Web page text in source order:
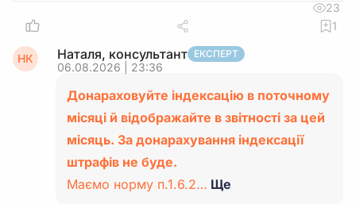
23
1
НК Наталя, консультант ЕКСПЕРТ
06.08.2026 | 23:36
Донараховуйте індексацію в поточному
місяці й відображайте в звітності за цей
місяць. За донарахування індексації
штрафів не буде.
Маємо норму п.1.6.2… Ще